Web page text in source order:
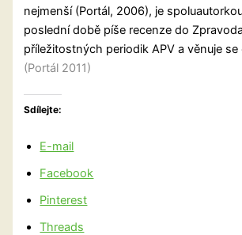
nejmenší (Portál, 2006), je
poslední době píše recenze do
příležitostných periodik APV a věnuje
(Portál 2011)
Sdílejte:
E-mail
Facebook
Pinterest
Threads